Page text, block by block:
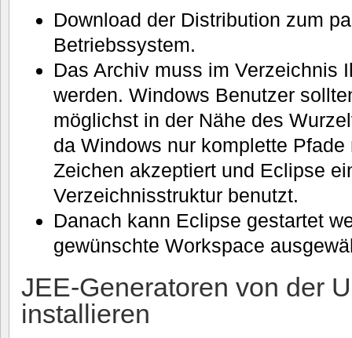
Download der Distribution zum
Betriebssystem.
Das Archiv muss im Verzeichnis
werden. Windows Benutzer
möglichst in der Nähe des
da Windows nur komplette
Zeichen akzeptiert und Eclipse
Verzeichnisstruktur benutzt.
Danach kann Eclipse gestartet
gewünschte Workspace
JEE-Generatoren von der
installieren